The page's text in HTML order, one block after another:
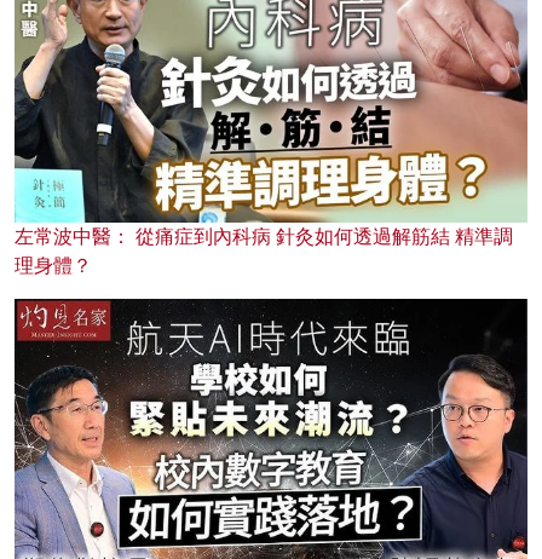
左常波中醫： 從痛症到內科病 針灸如何透過解筋結 精準調
理身體？